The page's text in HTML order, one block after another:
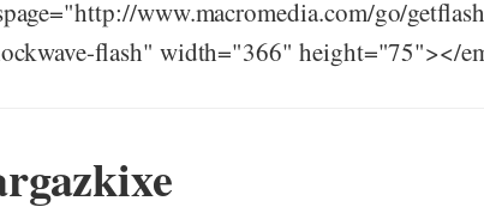
www.macromedia.com/go/
flash" width="366" height="75"></